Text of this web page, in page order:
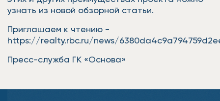
узнать из новой обзорной статьи.
Приглашаем к чтению -
https://realty.rbc.ru/news/
Пресс-служба ГК «Основа»